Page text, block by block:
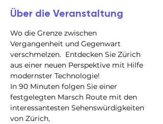
Über die Veranstaltung
Wo die Grenze zwischen
Vergangenheit und Gegenwart
verschmelzen.  Entdecken Sie Zürich
aus einer neuen Perspektive mit Hilfe
modernster Technologie!
In 90 Minuten folgen Sie einer
festgelegten Marsch Route mit den
interessantesten Sehenswürdigkeiten
von Zürich,